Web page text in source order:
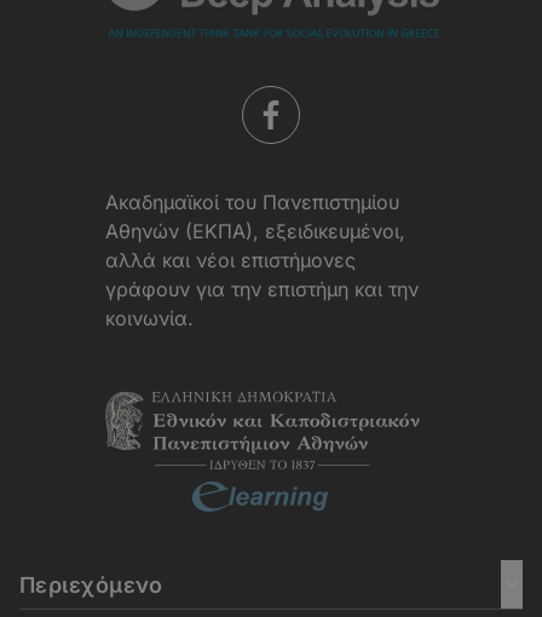
Aκαδημαϊκοί του Πανεπιστημίου
Αθηνών (ΕΚΠΑ), εξειδικευμένοι,
αλλά και νέοι επιστήμονες
γράφουν για την επιστήμη και την
κοινωνία.
Περιεχόμενο